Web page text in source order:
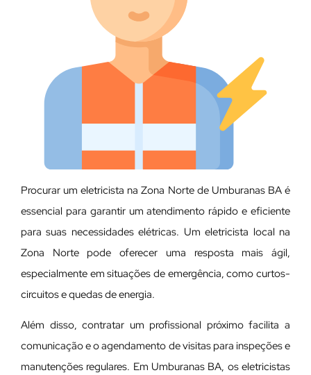
Procurar um eletricista na Zona Norte de Umburanas BA é
essencial para garantir um atendimento rápido e eficiente
para suas necessidades elétricas. Um eletricista local na
Zona Norte pode oferecer uma resposta mais ágil,
especialmente em situações de emergência, como curtos-
circuitos e quedas de energia.
Além disso, contratar um profissional próximo facilita a
comunicação e o agendamento de visitas para inspeções e
manutenções regulares. Em Umburanas BA, os eletricistas